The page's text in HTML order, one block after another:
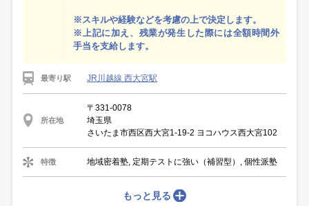
※スキルや経験などを考慮の上で決定します。
※上記に加え、残業が発生した際には全額時間外
手当を支給します。
最寄り駅 JR川越線 西大宮駅
所在地
〒331-0078
埼玉県
さいたま市西区西大宮1-19-2 ヨコハウス西大宮102
特徴 地域密着塾, 定期テストに強い（補習型）, 個性派塾
もっと見る